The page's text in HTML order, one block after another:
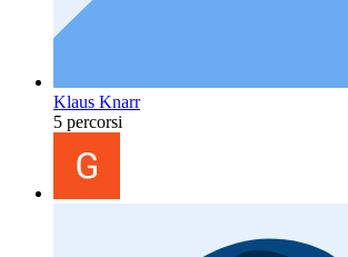
Klaus Knarr
5 percorsi